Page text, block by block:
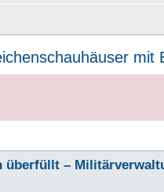
mit
überfüllt –